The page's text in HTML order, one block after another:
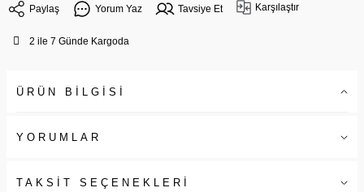
Paylaş Yorum Yaz Tavsiye Et Karşılaştır
2 ile 7 Günde Kargoda
ÜRÜN BİLGİSİ
YORUMLAR
TAKSİT SEÇENEKLERİ